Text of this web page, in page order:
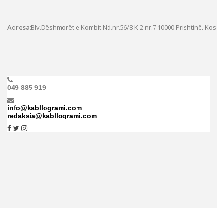
Adresa:Blv.Dëshmorët e Kombit Nd.nr.56/8 K-2 nr.7 10000 Prishtinë,
049 885 919
info@kabllogrami.com
redaksia@kabllogrami.com